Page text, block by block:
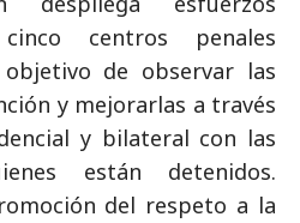
centros penales
de observar las
y mejorarlas a través
y bilateral con las
están detenidos.
del respeto a la